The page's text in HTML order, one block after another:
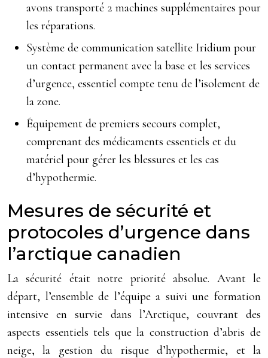
avons transporté 2 machines supplémentaires pour
les réparations.
Système de communication satellite Iridium pour
un contact permanent avec la base et les services
d’urgence, essentiel compte tenu de l’isolement de
la zone.
Équipement de premiers secours complet,
comprenant des médicaments essentiels et du
matériel pour gérer les blessures et les cas
d’hypothermie.
Mesures de sécurité et
protocoles d’urgence dans
l’arctique canadien
La sécurité était notre priorité absolue. Avant le
départ, l’ensemble de l’équipe a suivi une formation
intensive en survie dans l’Arctique, couvrant des
aspects essentiels tels que la construction d’abris de
neige, la gestion du risque d’hypothermie, et la